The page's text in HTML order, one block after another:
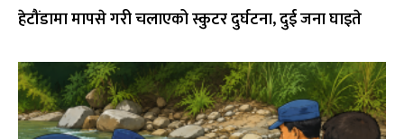
हेटौंडामा मापसे गरी चलाएको स्कुटर दुर्घटना, दुई जना घाइते